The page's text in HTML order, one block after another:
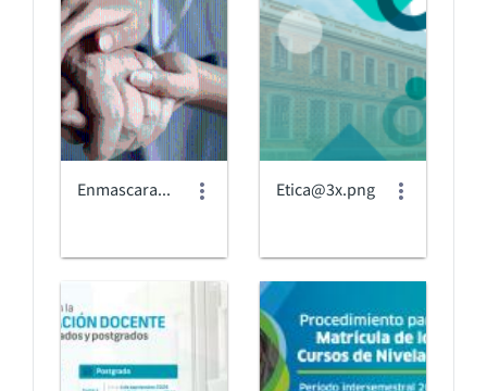
Enmascarar grupo 2.png Etica@3x.png